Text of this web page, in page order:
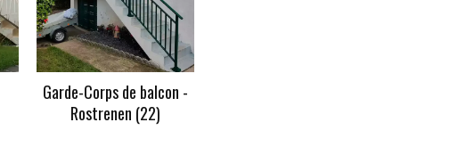
Garde-Corps de balcon -
Rostrenen (22)